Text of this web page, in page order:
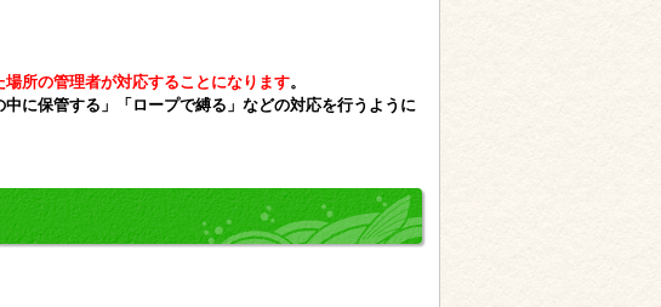
場所の管理者が対応することになります。
に保管する」「ロープで縛る」などの対応を行うように